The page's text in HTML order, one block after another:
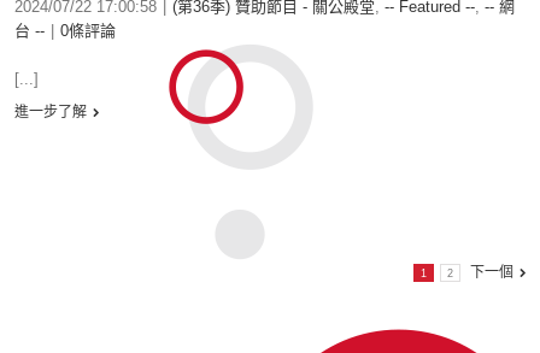
2024/07/22 17:00:58 (第36季) 贊助節目 - 關公殿堂, -- Featured --, -- 網
台 --
0條評論
[...]
進一步了解
1 2 下一個